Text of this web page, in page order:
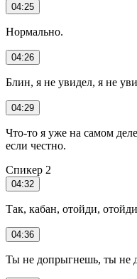
04:25
Нормально.
04:26
Блин, я не увидел, я не
04:29
Что-то я уже на самом
если честно.
Спикер 2
04:32
Так, кабан, отойди,
04:36
Ты не допрыгнешь, ты не